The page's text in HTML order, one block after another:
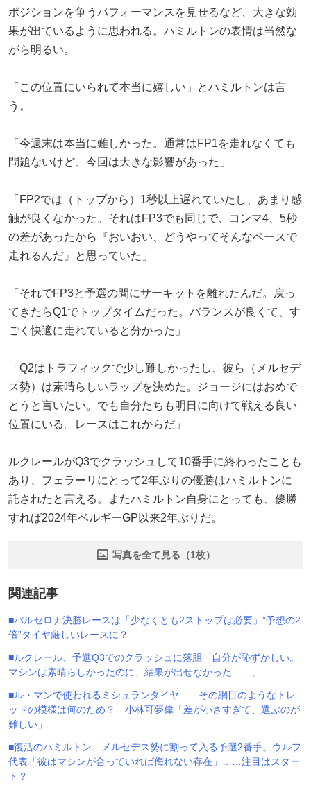
ポジションを争うパフォーマンスを見せるなど、大きな効
果が出ているように思われる。ハミルトンの表情は当然な
がら明るい。
「この位置にいられて本当に嬉しい」とハミルトンは言
う。
「今週末は本当に難しかった。通常はFP1を走れなくても
問題ないけど、今回は大きな影響があった」
「FP2では（トップから）1秒以上遅れていたし、あまり感
触が良くなかった。それはFP3でも同じで、コンマ4、5秒
の差があったから『おいおい、どうやってそんなペースで
走れるんだ』と思っていた」
「それでFP3と予選の間にサーキットを離れたんだ。戻っ
てきたらQ1でトップタイムだった。バランスが良くて、す
ごく快適に走れていると分かった」
「Q2はトラフィックで少し難しかったし、彼ら（メルセデ
ス勢）は素晴らしいラップを決めた。ジョージにはおめで
とうと言いたい。でも自分たちも明日に向けて戦える良い
位置にいる。レースはこれからだ」
ルクレールがQ3でクラッシュして10番手に終わったことも
あり、フェラーリにとって2年ぶりの優勝はハミルトンに
託されたと言える。またハミルトン自身にとっても、優勝
すれば2024年ベルギーGP以来2年ぶりだ。
写真を全て見る（1枚）
関連記事
■バルセロナ決勝レースは「少なくとも2ストップは必要」”予想の2
倍”タイヤ厳しいレースに？
■ルクレール、予選Q3でのクラッシュに落胆「自分が恥ずかしい。
マシンは素晴らしかったのに、結果が出せなかった……」
■ル・マンで使われるミシュランタイヤ……その網目のようなトレ
ッドの模様は何のため？ 小林可夢偉「差が小さすぎて、選ぶのが
難しい」
■復活のハミルトン、メルセデス勢に割って入る予選2番手。ウルフ
代表「彼はマシンが合っていれば侮れない存在」……注目はスター
ト？